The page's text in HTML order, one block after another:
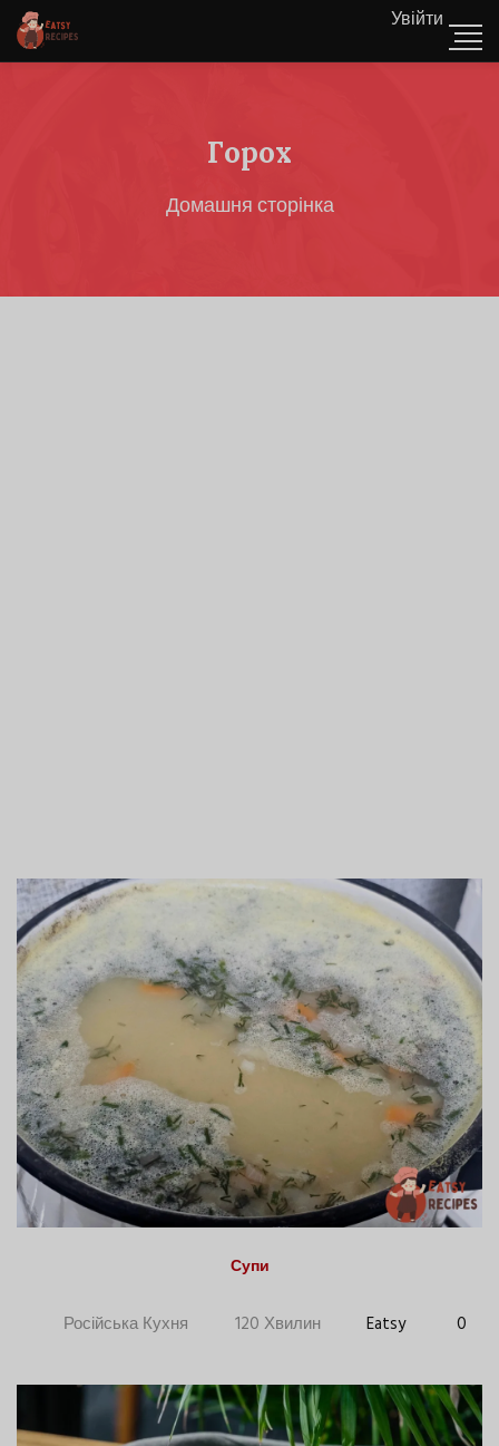
Увійти
Горох
Домашня сторінка
Супи
Російська Кухня 120 Хвилин Eatsy 0